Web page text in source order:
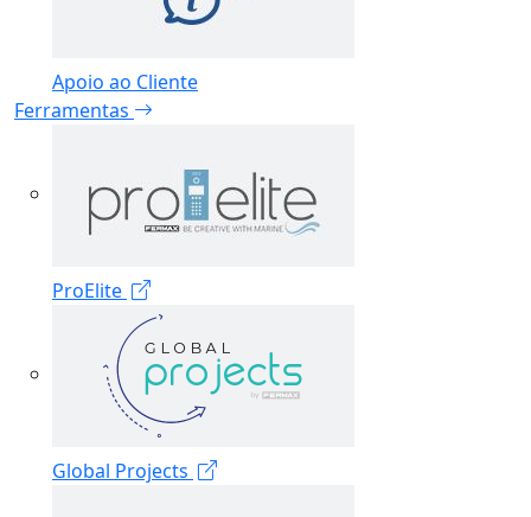
Apoio ao Cliente
Ferramentas
ProElite
Global Projects